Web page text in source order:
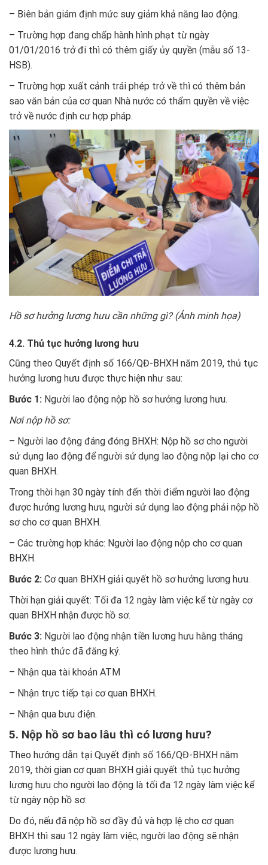
– Biên bản giám định mức suy giảm khả năng lao động.
– Trường hợp đang chấp hành hình phạt từ ngày
01/01/2016 trở đi thì có thêm giấy ủy quyền (mẫu số 13-
HSB).
– Trường hợp xuất cảnh trái phép trở về thì có thêm bản
sao văn bản của cơ quan Nhà nước có thẩm quyền về việc
trở về nước định cư hợp pháp.
Hồ sơ hưởng lương hưu cần những gì? (Ảnh minh họa)
4.2. Thủ tục hưởng lương hưu
Cũng theo Quyết định số 166/QĐ-BHXH năm 2019, thủ tục
hưởng lương hưu được thực hiện như sau:
Bước 1: Người lao động nộp hồ sơ hưởng lương hưu.
Nơi nộp hồ sơ:
– Người lao động đáng đóng BHXH: Nộp hồ sơ cho người
sử dụng lao động để người sử dụng lao động nộp lại cho cơ
quan BHXH.
Trong thời hạn 30 ngày tính đến thời điểm người lao động
được hưởng lương hưu, người sử dụng lao động phải nộp hồ
sơ cho cơ quan BHXH.
– Các trường hợp khác: Người lao động nộp cho cơ quan
BHXH.
Bước 2: Cơ quan BHXH giải quyết hồ sơ hưởng lương hưu.
Thời hạn giải quyết: Tối đa 12 ngày làm việc kể từ ngày cơ
quan BHXH nhận được hồ sơ.
Bước 3: Người lao động nhận tiền lương hưu hằng tháng
theo hình thức đã đăng ký.
– Nhận qua tài khoản ATM
– Nhận trực tiếp tại cơ quan BHXH.
– Nhận qua bưu điện.
5. Nộp hồ sơ bao lâu thì có lương hưu?
Theo hướng dẫn tại Quyết định số 166/QĐ-BHXH năm
2019, thời gian cơ quan BHXH giải quyết thủ tục hưởng
lương hưu cho người lao động là tối đa 12 ngày làm việc kể
từ ngày nộp hồ sơ.
Do đó, nếu đã nộp hồ sơ đầy đủ và hợp lệ cho cơ quan
BHXH thì sau 12 ngày làm việc, người lao động sẽ nhận
được lương hưu.